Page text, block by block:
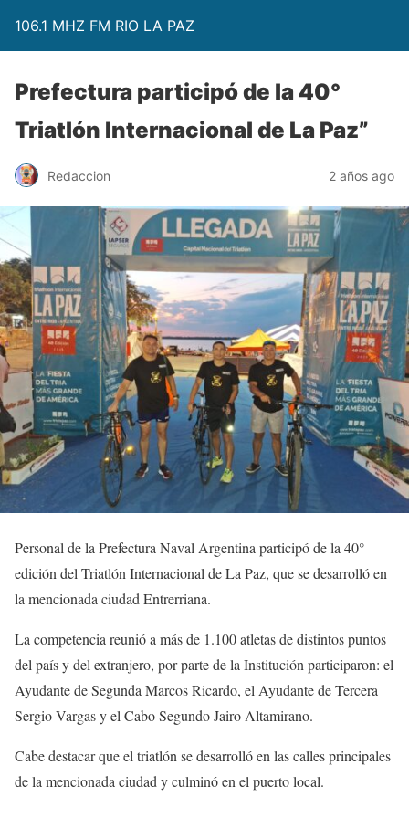
106.1 MHZ FM RIO LA PAZ
Prefectura participó de la 40°
Triatlón Internacional de La Paz”
Redaccion 2 años ago
Personal de la Prefectura Naval Argentina participó de la 40°
edición del Triatlón Internacional de La Paz, que se desarrolló en
la mencionada ciudad Entrerriana.
La competencia reunió a más de 1.100 atletas de distintos puntos
del país y del extranjero, por parte de la Institución participaron: el
Ayudante de Segunda Marcos Ricardo, el Ayudante de Tercera
Sergio Vargas y el Cabo Segundo Jairo Altamirano.
Cabe destacar que el triatlón se desarrolló en las calles principales
de la mencionada ciudad y culminó en el puerto local.